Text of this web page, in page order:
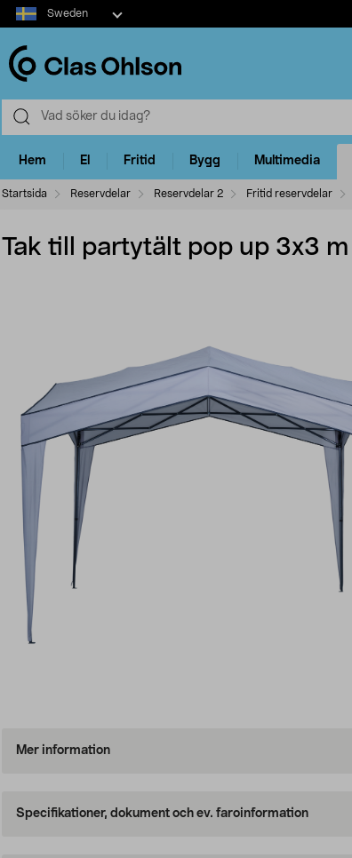
Select
market
Sweden
Hem El Fritid Bygg Multimedia
Startsida Reservdelar Reservdelar 2 Fritid reservdelar
Tak till partytält pop up 3x3 m
Mer information
Specifikationer, dokument och ev. faroinformation